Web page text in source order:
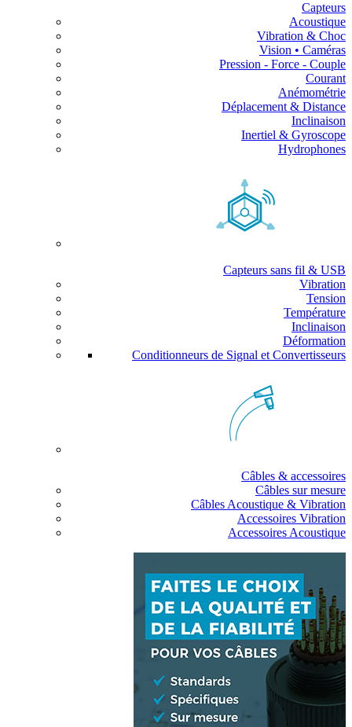
Capteurs
Acoustique
Vibration & Choc
Vision • Caméras
Pression - Force - Couple
Courant
Anémométrie
Déplacement & Distance
Inclinaison
Inertiel & Gyroscope
Hydrophones
Capteurs sans fil & USB
Vibration
Tension
Température
Inclinaison
Déformation
Conditionneurs de Signal et Convertisseurs
Câbles & accessoires
Câbles sur mesure
Câbles Acoustique & Vibration
Accessoires Vibration
Accessoires Acoustique